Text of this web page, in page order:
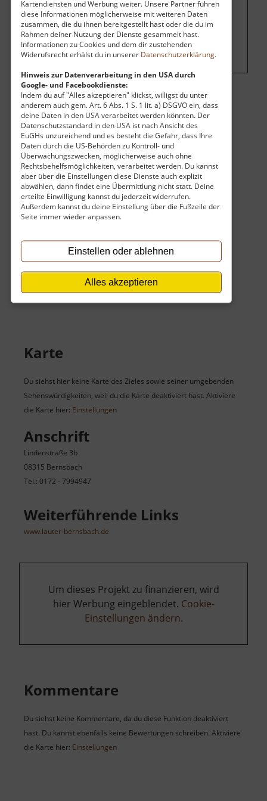
Kartendiensten und Werbung weiter. Unsere Partner führen
diese Informationen möglicherweise mit weiteren Daten
zusammen, die du ihnen bereitgestellt hast oder die du im
Rahmen deiner Nutzung der Dienste gesammelt hast.
Informationen zu Cookies und dem dir zustehenden
Widerufsrecht erhälst du in unserer Datenschutzerklärung.
Hinweis zur Datenverarbeitung in den USA durch
Google- und Facebookdienste:
Indem du auf "Alles akzeptieren" klickst, willigst du unter
anderem auch gem. Art. 6 Abs. 1 S. 1 lit. a) DSGVO ein, dass
deine Daten in den USA verarbeitet werden könnten. Der
Datenschutzstandard in den USA ist nach Ansicht des
EuGHs unzureichend und es besteht die Gefahr, dass Ihre
Daten durch die US-Behörden zu Kontroll- und
Überwachungszwecken, möglicherweise auch ohne
Rechtsbehelfsmöglichkeiten, verarbeitet werden. Du kannst
aber über die Einstellungen diese Dienste auch explizit
abwählen, dann findet eine Übermittlung nicht statt. Deine
erteilte Einwilligung kannst du jederzeit widerrufen.
Außerdem kannst du deine Einstellung über die Fußzeile der
Seite immer wieder anpassen.
Einstellen oder ablehnen
Alles akzeptieren
Um dieses Projekt zu finanzieren, wird
hier Werbung eingeblendet.Cookie-
Einstellungen ändern.
Eintritt
Vollzahler:
3,50 €
Ermäßigt:
2,00 €
Familie:
8,50 €
Eintritt frei bis:
6 Jahre
Öffnungszeiten
Montag:
11:00 Uhr - 19:00 Uhr
Dienstag:
11:00 Uhr - 19:00 Uhr
Mittwoch:
11:00 Uhr - 19:00 Uhr
Donnerstag:
11:00 Uhr - 19:00 Uhr
Samstag:
10:00 Uhr - 19:00 Uhr
Sonntag:
10:00 Uhr - 19:00 Uhr
In den Ferien gelten die Öffnungszeiten wie sonntags.
Im Winter kein Besuch möglich.
Karte
Du siehst hier keine Karte des Zieles sowie seiner umgebenden
Sehenswürdigkeiten, weil du die Karte deaktiviert hast. Aktiviere
die Karte hier: Einstellungen
Anschrift
Lindenstraße 3b
08315 Bernsbach
Tel.: 0172 - 7994947
Weiterführende Links
www.lauter-bernsbach.de
Um dieses Projekt zu finanzieren, wird
hier Werbung eingeblendet. Cookie-
Einstellungen ändern.
Kommentare
Du siehst keine Kommentare, da du diese Funktion deaktiviert
hast. Du kannst ebenfalls keine Bewertungen schreiben. Aktiviere
die Karte hier: Einstellungen